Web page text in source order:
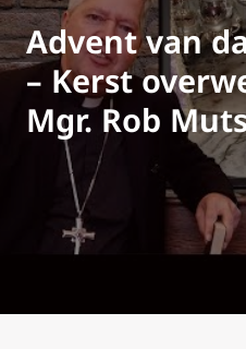
Advent van
– Kerst
Mgr. Rob